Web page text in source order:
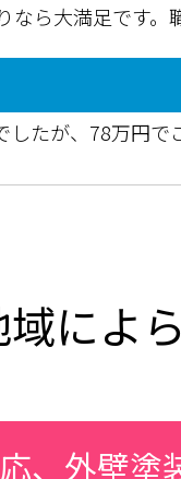
なら大満足です
たが、78万円
によ
、外壁塗